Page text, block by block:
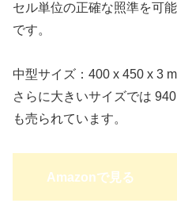
セル単位の正確な照準を可
です。
中型サイズ：‎400 x 450 x 3
さらに大きいサイズでは
も売られています。
Amazonで見る